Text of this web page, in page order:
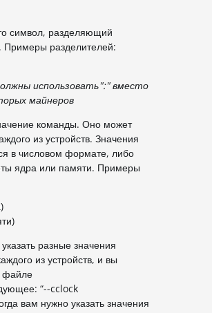
символ, разделяющий
Примеры разделителей:
использовать":" вместо
майнеров
команды. Оно может
из устройств. Значения
в числовом формате, либо
ядра или памяти. Примеры
разные значения
из устройств, и вы
файле
“--cclock
вам нужно указать значения